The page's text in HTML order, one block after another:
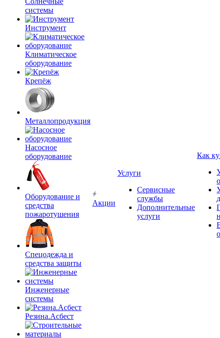
системы
Инструмент
Климатическое
оборудование
Крепёж
Металлопродукция
Насосное
оборудование
Оборудование и
средства
пожаротушения
Спецодежда и
средства защиты
Инженерные
системы
Резина.Асбест
Акции
Услуги
Сервисные
службы
Дополнительные
услуги
Как